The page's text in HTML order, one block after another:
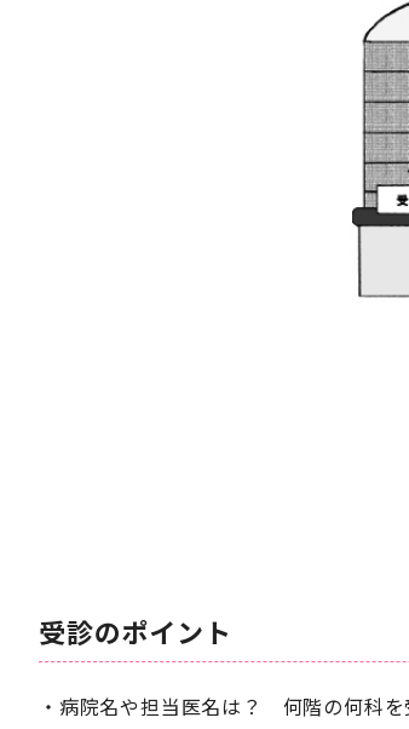
受診のポイント
病院名や担当医名は？ 何階の何科を